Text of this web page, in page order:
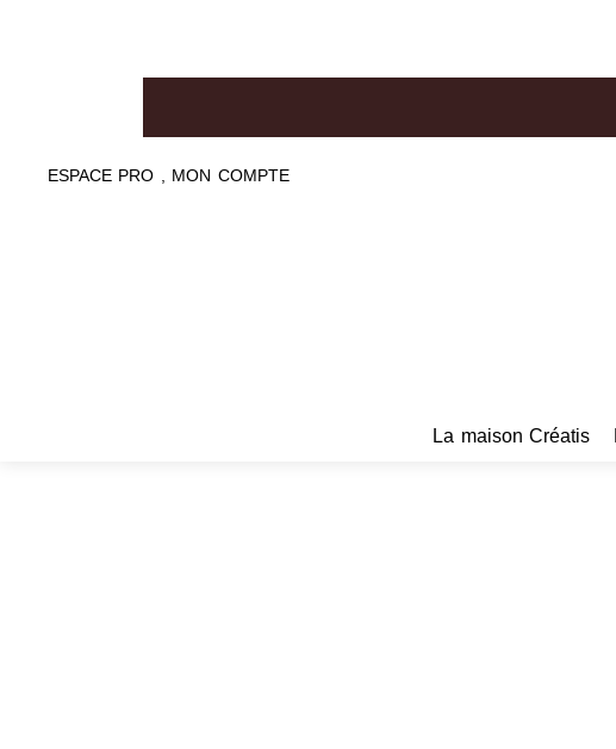
ESPACE PRO , MON COMPTE
La maison Créatis